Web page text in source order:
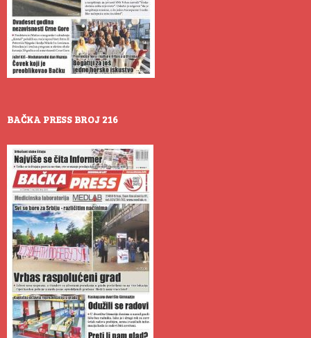
BAČKA PRESS BROJ 216